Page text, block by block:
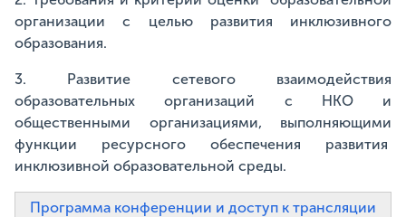
организации с целью развития инклюзивного
образования.
3. Развитие сетевого взаимодействия
образовательных организаций с НКО и
общественными организациями, выполняющими
функции ресурсного обеспечения развития
инклюзивной образовательной среды.
Программа конференции и доступ к трансляции